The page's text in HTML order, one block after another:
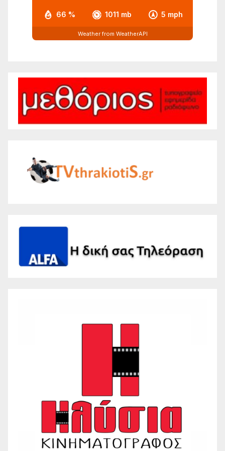
66 % 1011 mb 5 mph
Weather from WeatherAPI